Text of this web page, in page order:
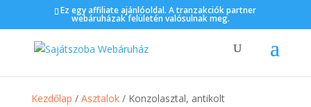
Ez egy affiliate ajánlóoldal. A tranzakciók partner
webáruházak felületén valósulnak meg.
Kezdőlap / Asztalok/ Konzolasztal, antikolt